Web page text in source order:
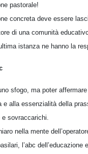
pastorale!
concreta deve essere
di una comunità
istanza ne hanno la
sfogo, ma poter
e alla essenzialità della
sovraccarichi.
nella mente
l’abc dell’educazione